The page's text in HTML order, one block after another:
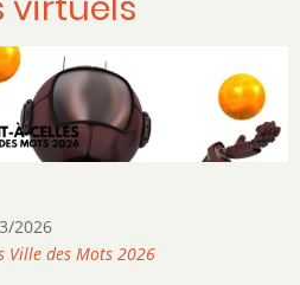
2026
Ville des Mots 2026